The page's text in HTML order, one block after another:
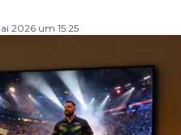
2026 um 15:25